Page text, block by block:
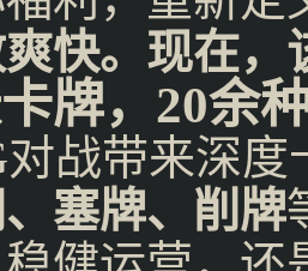
快。现在，
牌，20余
对战带来深
塞牌、削牌